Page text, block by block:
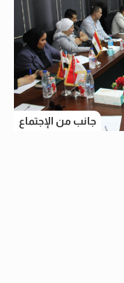
جانب من الإجتماع